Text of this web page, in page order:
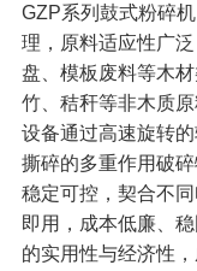
GZP系列鼓式粉碎
理，原料适应性广
盘、模板废料等木
竹、秸秆等非木质原
设备通过高速旋转
撕碎的多重作用破
稳定可控，契合不
即用，成本低廉、
的实用性与经济性